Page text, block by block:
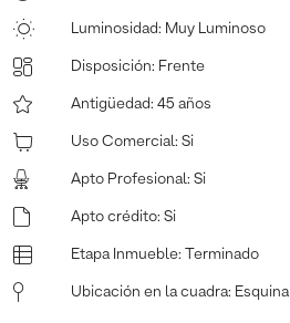
Luminosidad: Muy Luminoso
Disposición: Frente
Antigüedad: 45 años
Uso Comercial : Si
Apto Profesional : Si
Apto crédito: Si
Etapa Inmueble: Terminado
Ubicación en la cuadra: Esquina